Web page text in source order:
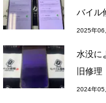
バイル
2025年06
水没に
旧修理
2024年05